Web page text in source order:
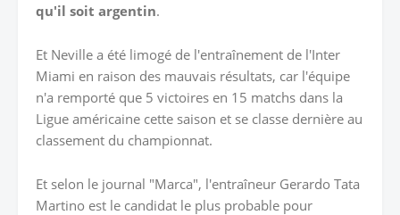
qu'il soit argentin.
Et Neville a été limogé de l'entraînement de l'Inter
Miami en raison des mauvais résultats, car l'équipe
n'a remporté que 5 victoires en 15 matchs dans la
Ligue américaine cette saison et se classe dernière au
classement du championnat.
Et selon le journal "Marca", l'entraîneur Gerardo Tata
Martino est le candidat le plus probable pour